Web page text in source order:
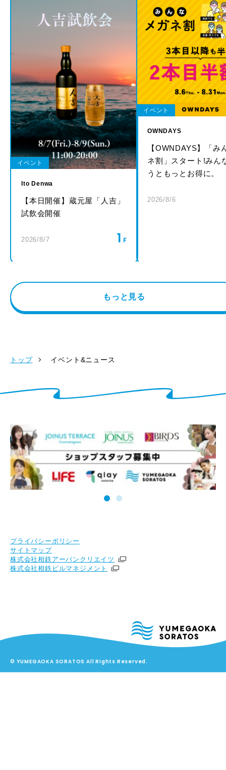
イベント
Ito Denwa
【本日開催】蔵元屋「人吉」
試飲会開催
2026/8/7 1
イベント
OWNDAYS
【OWNDAYS】「み
ネ割」スタート!みん
うともっとお得に。
2026/8/6
もっと見る
トップ イベント&ニュース
プライバシーポリシー
サイトマップ
株式会社相鉄アーバンクリエイツ
株式会社相鉄ビルマネジメント
© YUMEGAOKA SORATOS All Rights Reserved.